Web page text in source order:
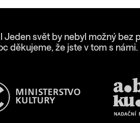
Jeden svět by nebyl možný bez
děkujeme, že jste v tom s námi.